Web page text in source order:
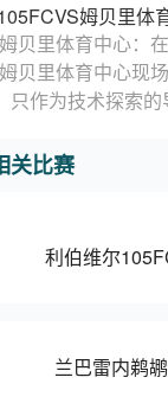
姆贝里体
贝里体育中心：
贝里体育中心现
作为技术探索的
关比赛
利伯维尔
兰巴雷内鹈鹕